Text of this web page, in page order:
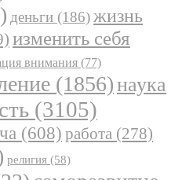
деньги (186)жизнь
изменить себя
внимания (77)
(1856)наука
(3105)
(608) работа (278)
религия (58)